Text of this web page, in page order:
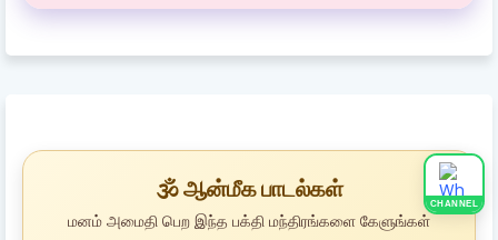
🕉️ ஆன்மீக பாடல்கள்
மனம் அமைதி பெற இந்த பக்தி மந்திரங்களை கேளுங்கள்
CHANNEL